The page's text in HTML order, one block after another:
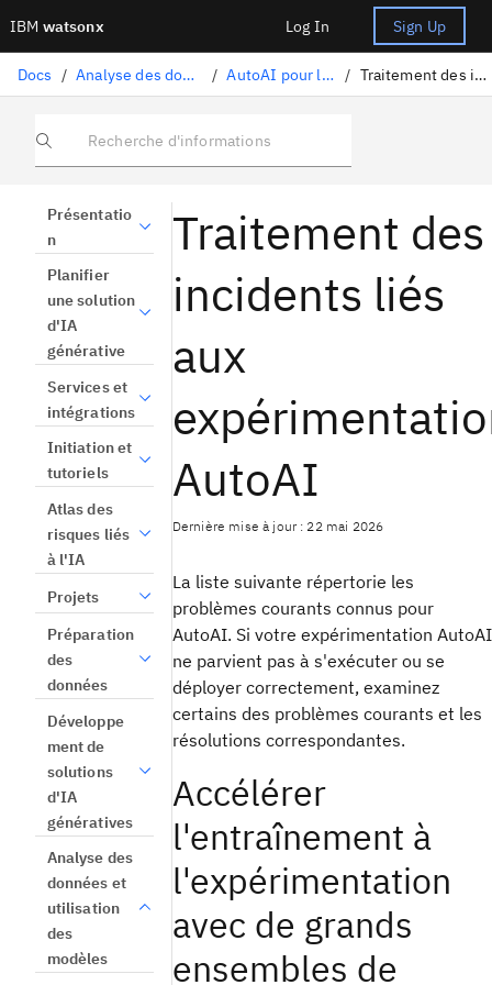
IBM watsonx Log In Sign Up
Docs / Analyse des données et utilisation des modèles / AutoAI pour l'apprentissage automatique / Traitement des incidents liés aux expérimentations AutoAI
Recherche d'informations
Présentatio
n
Planifier
une solution
d'IA
générative
Services et
intégrations
Initiation et
tutoriels
Atlas des
risques liés
à l'IA
Projets
Préparation
des
données
Développe
ment de
solutions
d'IA
génératives
Analyse des
données et
utilisation
des
modèles
Traitement des
incidents liés
aux
AutoAI
Dernière mise à jour : 22 mai 2026
La liste suivante répertorie les
problèmes courants connus pour
AutoAI. Si votre expérimentation AutoAI
ne parvient pas à s'exécuter ou se
déployer correctement, examinez
certains des problèmes courants et les
résolutions correspondantes.
Accélérer
l'entraînement à
l'expérimentation
avec de grands
ensembles de